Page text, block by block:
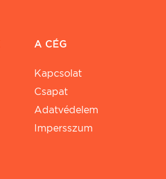
A CÉG
Kapcsolat
Csapat
Adatvédelem
Impersszum